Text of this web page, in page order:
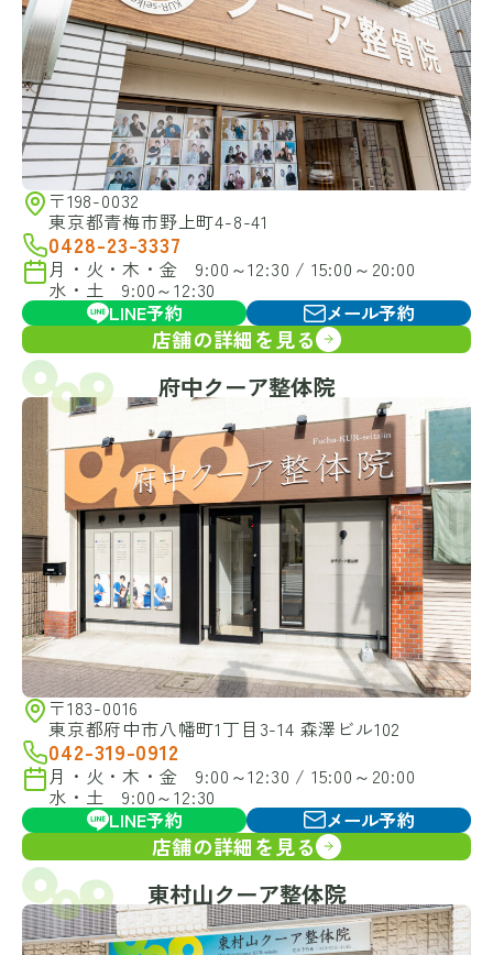
〒198-0032
東京都青梅市野上町4-8-41
0428-23-3337
月・火・木・金 9:00～12:30 / 15:00～20:00
水・土 9:00～12:30
LINE予約
メール予約
店舗の詳細を見る
府中クーア整体院
〒183-0016
東京都府中市八幡町1丁目3-14 森澤ビル102
042-319-0912
月・火・木・金 9:00～12:30 / 15:00～20:00
水・土 9:00～12:30
LINE予約
メール予約
店舗の詳細を見る
東村山クーア整体院